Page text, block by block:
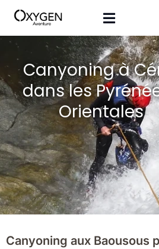
Aller
contenu
Canyoning à
dans les
Orientales
Canyoning aux Baousous